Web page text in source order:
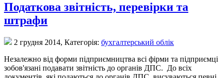
Податкова звітність, перевірки та
штрафи
2 грудня 2014, Категорія: бухгалтерський облік
Незалежно від форми підприємництва всі фірми та підприємці
зобов'язані подавати звітність до органів ДПС. До всіх